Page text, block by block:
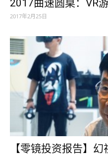
2017曲速圆桌：VR
2017年2月25日
【零镜投资报告】幻